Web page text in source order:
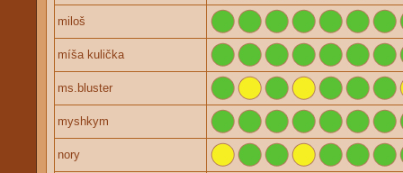
miloš
míša kulička
ms.bluster
myshkym
nory